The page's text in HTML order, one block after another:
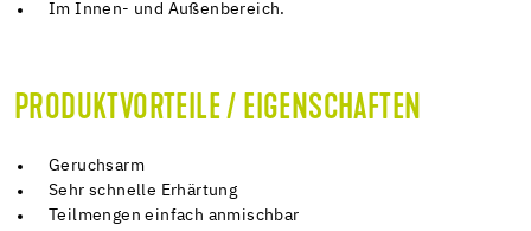
Im Innen- und Außenbereich.
PRODUKTVORTEILE / EIGENSCHAFTEN
Geruchsarm
Sehr schnelle Erhärtung
Teilmengen einfach anmischbar